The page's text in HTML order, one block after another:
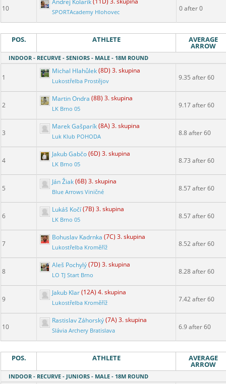
10 SPORTAcademy Hlohovec 0 after 0
POS. ATHLETE AVERAGE
ARROW
INDOOR - RECURVE - SENIORS - MALE - 18M ROUND
1
Michal Hlahůlek(8D) 3. skupina
Lukostřelba Prostějov 9.35 after 60
2
Martin Ondra (8B) 3. skupina
LK Brno 05 9.17 after 60
3
Marek Gašparík(8A) 3. skupina
Luk Klub POHODA 8.8 after 60
4
Jakub Gabčo(6D) 3. skupina
LK Brno 05 8.73 after 60
5
Ján Žiak(6B) 3. skupina
Blue Arrows Viničné 8.57 after 60
6
Lukáš Kočí(7B) 3. skupina
LK Brno 05 8.57 after 60
7
Bohuslav Kadrnka (7C) 3. skupina
Lukostřelba Kroměříž 8.52 after 60
8
Aleš Pochylý(7D) 3. skupina
LO TJ Start Brno 8.28 after 60
9
Jakub Klar(12A) 4. skupina
Lukostřelba Kroměříž 7.42 after 60
10
Rastislav Záhorský(7A) 3. skupina
Slávia Archery Bratislava 6.9 after 60
POS. ATHLETE AVERAGE
ARROW
INDOOR - RECURVE - JUNIORS - MALE - 18M ROUND